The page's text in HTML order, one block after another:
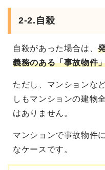
2-2.自殺
自殺があった場合は、
義務のある「事故物件
ただし、マンションな
しもマンションの建物
はありません。
マンションで事故物件
なケースです。